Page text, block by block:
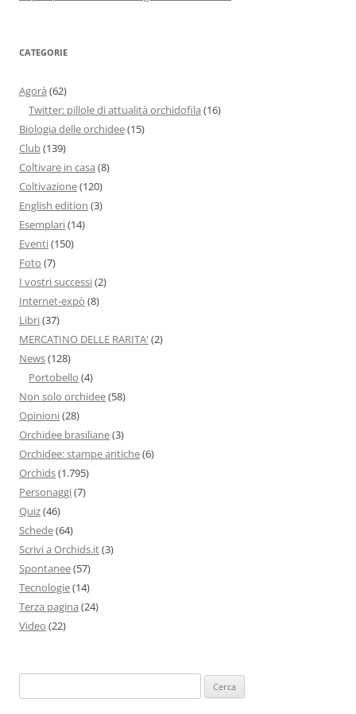
CATEGORIE
Agorà (62)
Twitter: pillole di attualità orchidofila (16)
Biologia delle orchidee(15)
Club(139)
Coltivare in casa (8)
Coltivazione(120)
English edition (3)
Esemplari(14)
Eventi(150)
Foto (7)
I vostri successi(2)
Internet-expò (8)
Libri(37)
MERCATINO DELLE RARITA' (2)
News(128)
Portobello (4)
Non solo orchidee(58)
Opinioni(28)
Orchidee brasiliane(3)
Orchidee: stampe antiche(6)
Orchids(1.795)
Personaggi(7)
Quiz(46)
Schede(64)
Scrivi a Orchids.it(3)
Spontanee(57)
Tecnologie(14)
Terza pagina (24)
Video (22)
per: